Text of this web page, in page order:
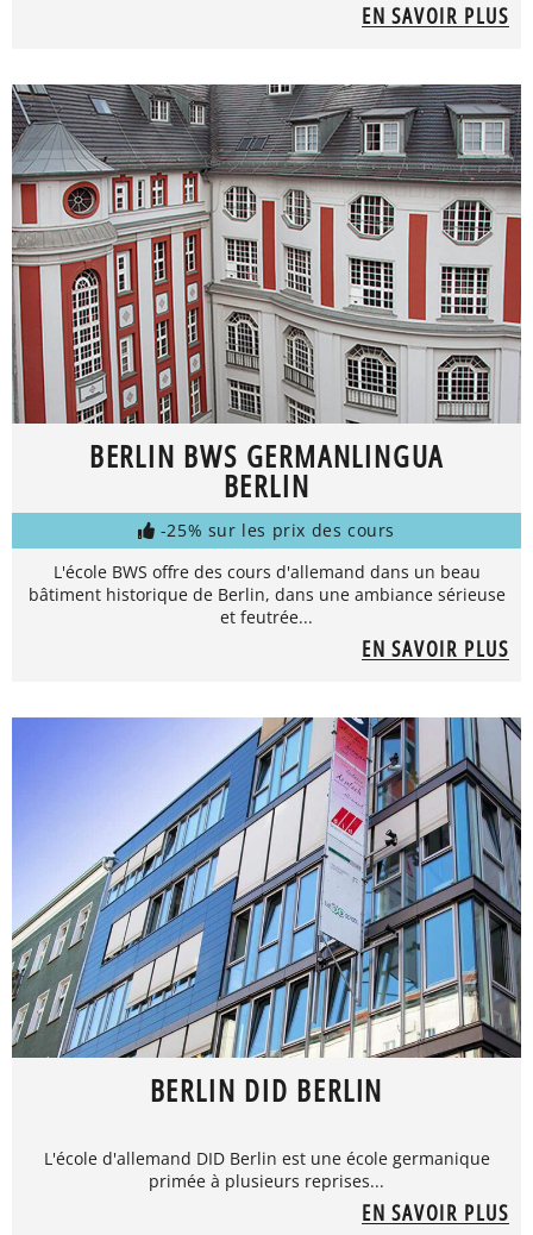
EN SAVOIR PLUS
BERLIN BWS GERMANLINGUA
BERLIN
-25% sur les prix des cours
L'école BWS offre des cours d'allemand dans un beau
bâtiment historique de Berlin, dans une ambiance sérieuse
et feutrée...
EN SAVOIR PLUS
BERLIN DID BERLIN
L'école d'allemand DID Berlin est une école germanique
primée à plusieurs reprises...
EN SAVOIR PLUS